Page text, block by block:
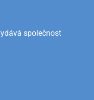
společnost